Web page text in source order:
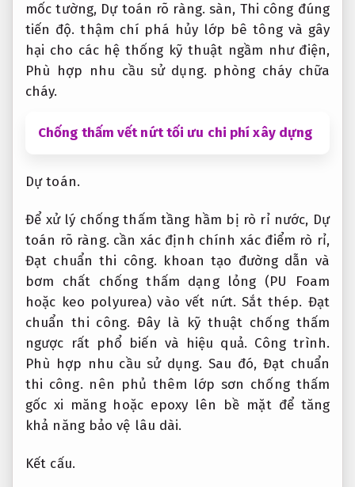
mốc tường, Dự toán rõ ràng. sàn, Thi công đúng
tiến độ. thậm chí phá hủy lớp bê tông và gây
hại cho các hệ thống kỹ thuật ngầm như điện,
Phù hợp nhu cầu sử dụng. phòng cháy chữa
cháy.
Chống thấm vết nứt tối ưu chi phí xây dựng
Dự toán.
Để xử lý chống thấm tầng hầm bị rò rỉ nước, Dự
toán rõ ràng. cần xác định chính xác điểm rò rỉ,
Đạt chuẩn thi công. khoan tạo đường dẫn và
bơm chất chống thấm dạng lỏng (PU Foam
hoặc keo polyurea) vào vết nứt.Sắt thép. Đạt
chuẩn thi công. Đây là kỹ thuật chống thấm
ngược rất phổ biến và hiệu quả. Công trình.
Phù hợp nhu cầu sử dụng. Sau đó, Đạt chuẩn
thi công. nên phủ thêm lớp sơn chống thấm
gốc xi măng hoặc epoxy lên bề mặt để tăng
khả năng bảo vệ lâu dài.
Kết cấu.